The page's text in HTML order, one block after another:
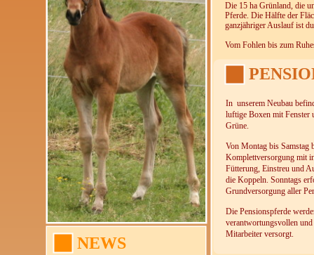
Die 15 ha Grünland, die
Pferde. Die Hälfte der
ganzjähriger Auslauf ist
Vom Fohlen bis zum
In unserem Neubau
luftige Boxen mit Fenster
Grüne.
Von Montag bis Samstag
Komplettversorgung mit
Fütterung, Einstreu und
die Koppeln. Sonntags
Grundversorgung aller
Die Pensionspferde
verantwortungsvollen
Mitarbeiter versorgt.
NEWS